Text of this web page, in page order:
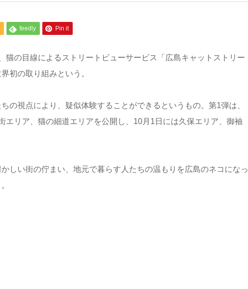
feedly Pin it
猫の目線によるストリートビューサービス「広島キャットストリー
初の取り組みという。
の視点により、疑似体験することができるというもの。第1弾は、
エリア、猫の細道エリアを公開し、10月1日には久保エリア、御袖
しい街の佇まい、地元で暮らす人たちの温もりを広島のネコになっ